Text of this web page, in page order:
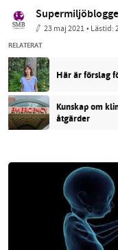
23 maj 2021• Lästid:
RELATERAT
Här är förslag
Kunskap om
åtgärder